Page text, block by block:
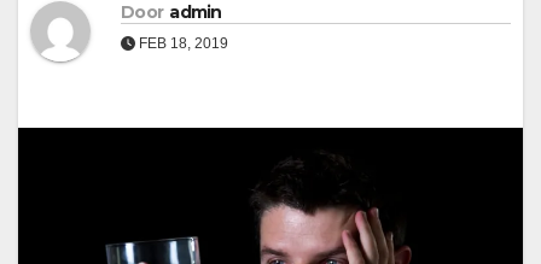
Door admin
FEB 18, 2019